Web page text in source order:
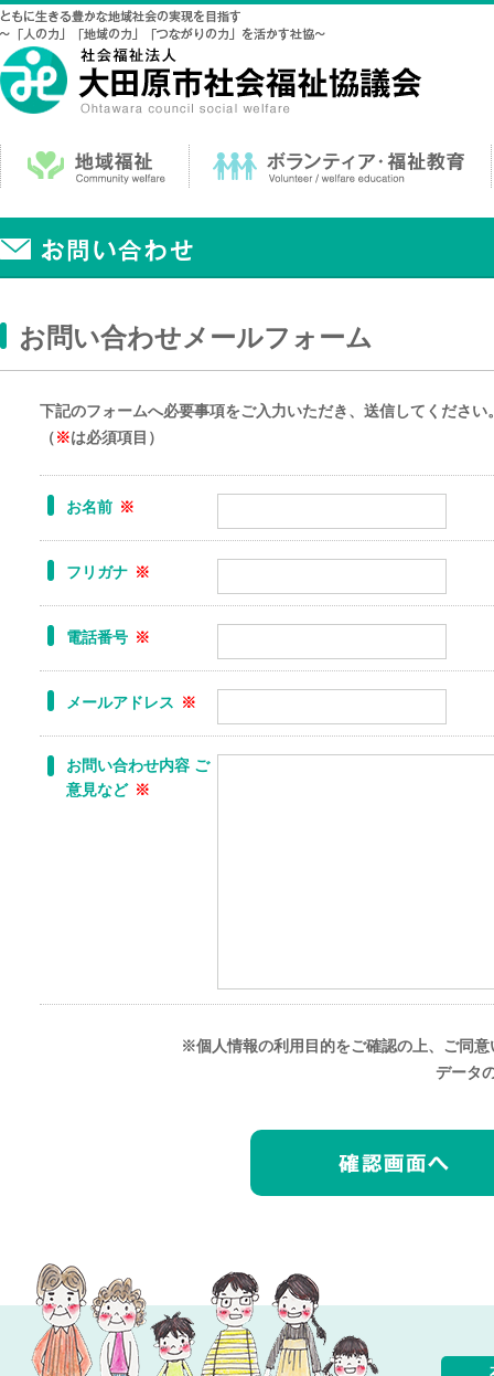
お問い合わせメールフォーム
下記のフォームへ必要事項をご入力いただき、送信してください
（※は必須項目）
お名前 ※
フリガナ ※
電話番号 ※
メールアドレス ※
お問い合わせ内容 ご
意見など ※
※個人情報の利用目的をご確認の上、ご同
データ